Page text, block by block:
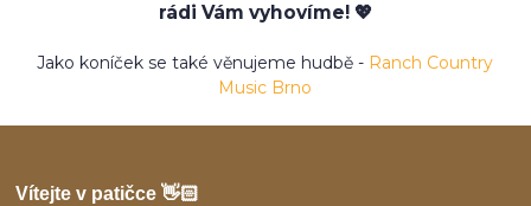
rádi Vám vyhovíme! 💖
Jako koníček se také věnujeme hudbě - Ranch Country
Music Brno
Vítejte v patičce 👋🏻